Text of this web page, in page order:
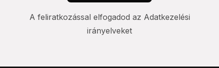
A feliratkozással elfogadod az Adatkezelési
irányelveket